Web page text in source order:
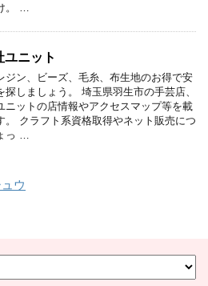
。 …
ユニット
ジン、ビーズ、毛糸、布生地のお得で安
探しましょう。 埼玉県羽生市の手芸店、
ニットの店情報やアクセスマップ等を載
。 クラフト系資格取得やネット販売につ
っ …
ウ